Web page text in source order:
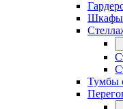
Шкафы
Тумбы